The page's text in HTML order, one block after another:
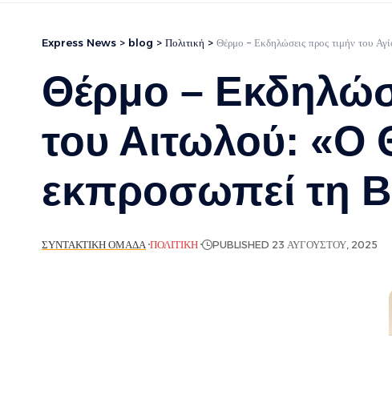
Express News > blog > Πολιτική > Θέρμο – Εκδηλώσεις προς τιμήν του
Θέρμο –
του Αιτωλού:
εκπροσωπεί τη
ΣΥΝΤΑΚΤΙΚΉ ΟΜΆΔΑ ΠΟΛΙΤΙΚΉ PUBLISHED 23 ΑΥΓΟΎΣΤΟΥ, 2025